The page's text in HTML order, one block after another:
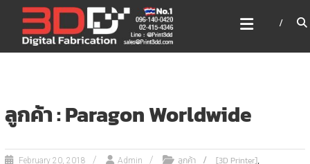
content
3DD DIGITAL FABRICATION
เครื่องพิมพ์3มิติ สแกนเนอร์
เลเซอร์
ลูกค้า : Paragon Worldwide
February 20, 2018 Admin ลูกค้า [3D Printer],